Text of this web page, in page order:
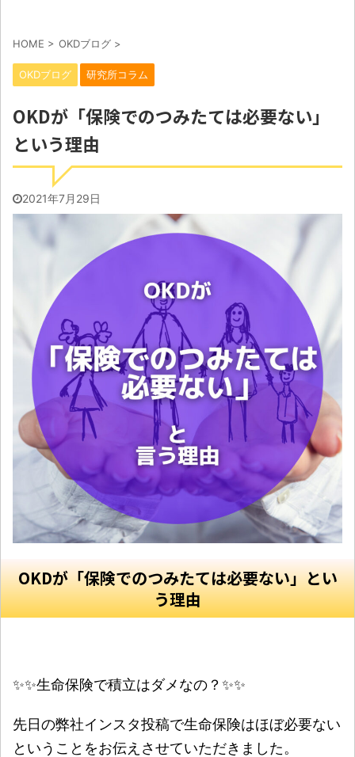
HOME > OKDブログ >
OKDブログ 研究所コラム
OKDが「保険でのつみたては必要ない」
という理由
2021年7月29日
OKDが「保険でのつみたては必要ない」とい
う理由
✨✨生命保険で積立はダメなの？✨✨
先日の弊社インスタ投稿で生命保険はほぼ必要ない
ということをお伝えさせていただきました。